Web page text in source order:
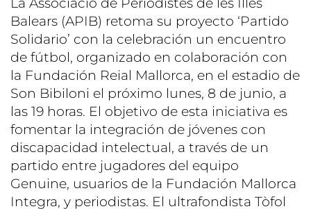
La Associació de Periodistes de les Illes
Balears (APIB) retoma su proyecto ‘Partido
Solidario’ con la celebración un encuentro
de fútbol, organizado en colaboración con
la Fundación Reial Mallorca, en el estadio de
Son Bibiloni el próximo lunes, 8 de junio, a
las 19 horas. El objetivo de esta iniciativa es
fomentar la integración de jóvenes con
discapacidad intelectual, a través de un
partido entre jugadores del equipo
Genuine, usuarios de la Fundación Mallorca
Integra, y periodistas. El ultrafondista Tòfol